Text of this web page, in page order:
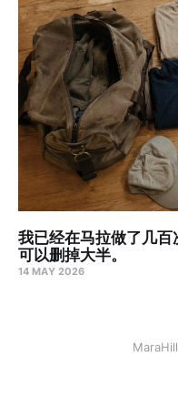
我已经在马拉做了几
可以删掉大半。
14 MAY 2026